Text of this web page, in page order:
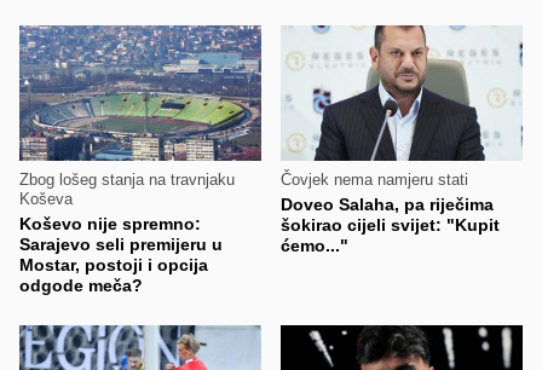
Zbog lošeg stanja na travnjaku
Koševa
Koševo nije spremno:
Sarajevo seli premijeru u
Mostar, postoji i opcija
odgode meča?
Čovjek nema namjeru stati
Doveo Salaha, pa riječima
šokirao cijeli svijet: "Kupit
ćemo..."